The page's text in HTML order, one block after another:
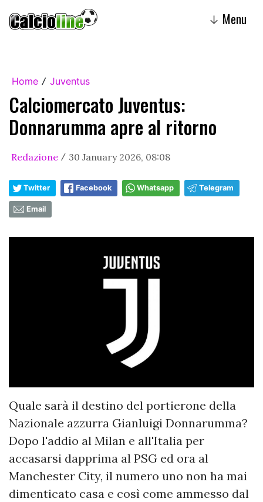
↓ Menu
Home / Juventus
Calciomercato Juventus:
Donnarumma apre al ritorno
Redazione / 30 January 2026, 08:08
Twitter Facebook Whatsapp Telegram
Email
Quale sarà il destino del portierone della
Nazionale azzurra Gianluigi Donnarumma?
Dopo l'addio al Milan e all'Italia per
accasarsi dapprima al PSG ed ora al
Manchester City, il numero uno non ha mai
dimenticato casa e così come ammesso dal